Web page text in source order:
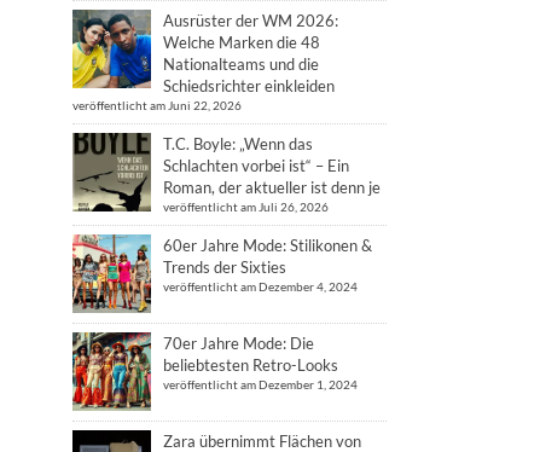
Ausrüster der WM 2026:
Welche Marken die 48
Nationalteams und die
Schiedsrichter einkleiden
veröffentlicht am Juni 22, 2026
T.C. Boyle: „Wenn das
Schlachten vorbei ist“ – Ein
Roman, der aktueller ist denn je
veröffentlicht am Juli 26, 2026
60er Jahre Mode: Stilikonen &
Trends der Sixties
veröffentlicht am Dezember 4, 2024
70er Jahre Mode: Die
beliebtesten Retro-Looks
veröffentlicht am Dezember 1, 2024
Zara übernimmt Flächen von